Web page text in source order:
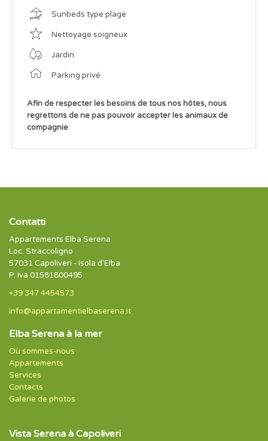
Sunbeds type plage
Nettoyage soigneux
Jardin
Parking privé
Afin de respecter les besoins de tous nos hôtes, nous
regrettons de ne pas pouvoir accepter les animaux de
compagnie
Contatti
Appartements Elba Serena
Loc. Straccoligno
57031 Capoliveri - Isola d'Elba
P. Iva 01581800495
+39 347 4454573
info@appartamentielbaserena.it
Elba Serena à la mer
Où sommes-nous
Appartements
Services
Contacts
Galerie de photos
Vista Serena à Capoliveri